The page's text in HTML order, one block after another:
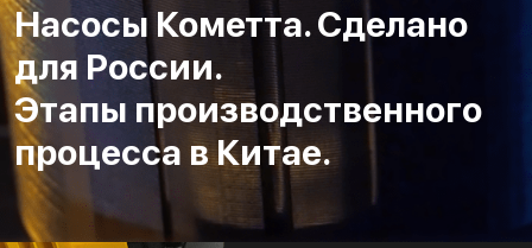
Насосы Кометта. Сделано
для России.
Этапы производственного
процесса в Китае.